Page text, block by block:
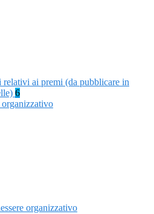
relativi ai premi (da pubblicare in
6
organizzativo
organizzativo